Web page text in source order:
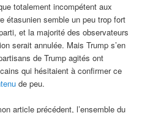
totalement incompétent aux
étasunien semble un peu trop fort
et la majorité des observateurs
serait annulée. Mais Trump s’en
de Trump agités ont
qui hésitaient à confirmer ce
de peu.
article précédent, l’ensemble du